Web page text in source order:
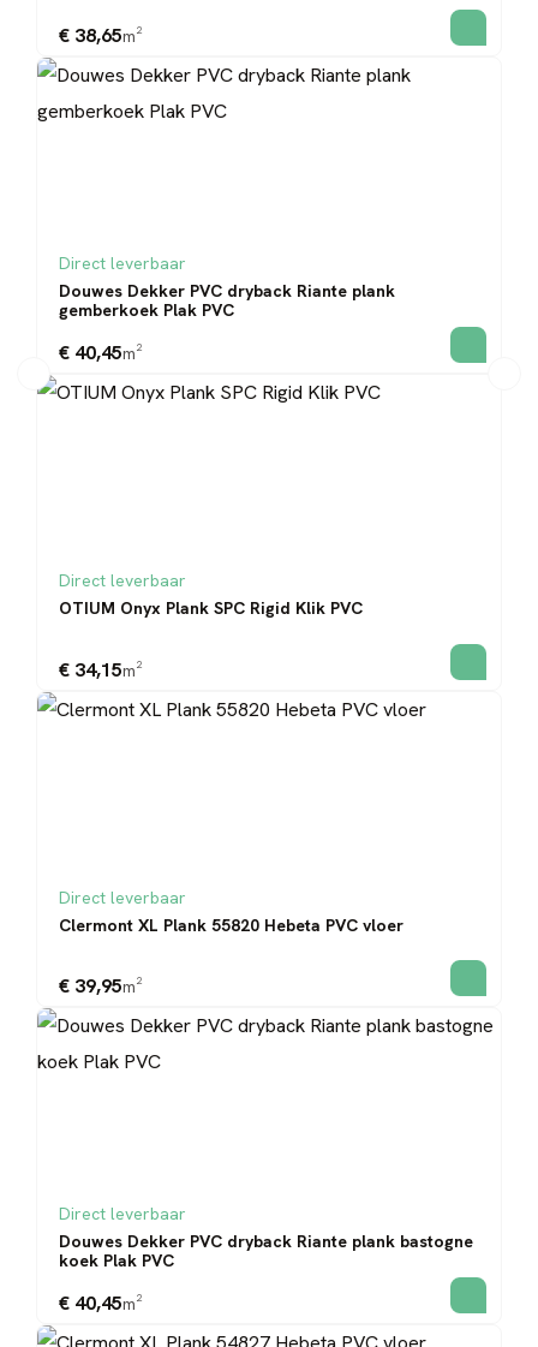
€ 38,65m²
Direct leverbaar
Douwes Dekker PVC dryback Riante plank
gemberkoek Plak PVC
€ 40,45m²
Direct leverbaar
OTIUM Onyx Plank SPC Rigid Klik PVC
€ 34,15m²
Direct leverbaar
Clermont XL Plank 55820 Hebeta PVC vloer
€ 39,95m²
Direct leverbaar
Douwes Dekker PVC dryback Riante plank bastogne
koek Plak PVC
€ 40,45m²